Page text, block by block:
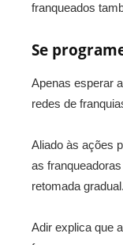
franqueados
Se
Apenas esperar
redes de
Aliado às ações
as
retomada gradual.
Adir explica que